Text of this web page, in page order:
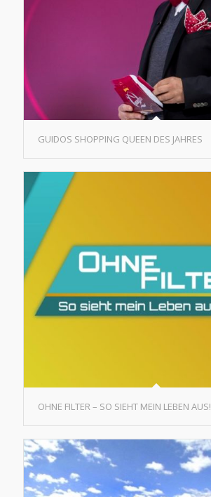
GUIDOS SHOPPING QUEEN DES JAHRES
OHNE FILTER – SO SIEHT MEIN LEBEN AUS!